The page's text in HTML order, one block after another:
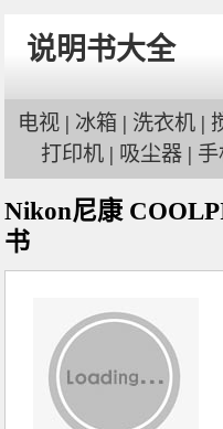
说明书大全
电视 | 冰箱 | 洗衣机 |
打印机 | 吸尘器 |
Nikon尼康
书